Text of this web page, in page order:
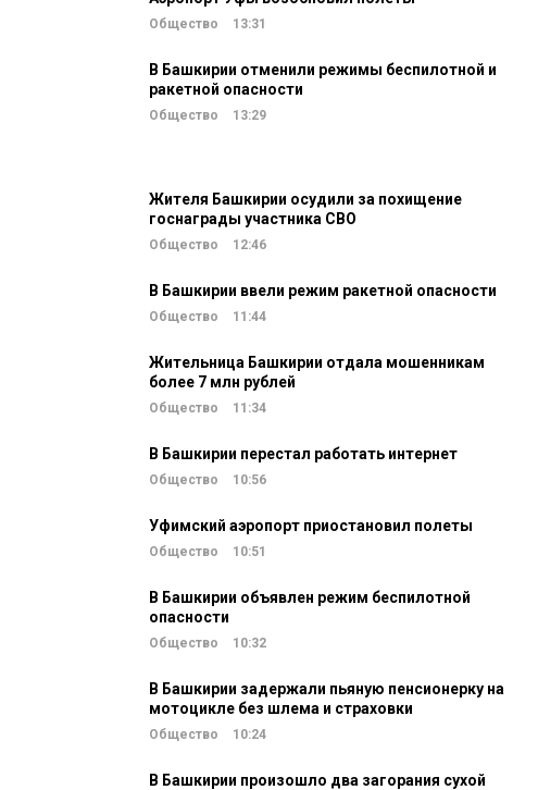
Общество 13:31
В Башкирии отменили режимы беспилотной и
ракетной опасности
Общество 13:29
Жителя Башкирии осудили за похищение
госнаграды участника СВО
Общество 12:46
В Башкирии ввели режим ракетной опасности
Общество 11:44
Жительница Башкирии отдала мошенникам
более 7 млн рублей
Общество 11:34
В Башкирии перестал работать интернет
Общество 10:56
Уфимский аэропорт приостановил полеты
Общество 10:51
В Башкирии объявлен режим беспилотной
опасности
Общество 10:32
В Башкирии задержали пьяную пенсионерку на
мотоцикле без шлема и страховки
Общество 10:24
В Башкирии произошло два загорания сухой